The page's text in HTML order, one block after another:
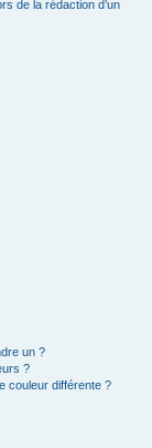
de la rédaction d’un
un ?
?
couleur différente ?